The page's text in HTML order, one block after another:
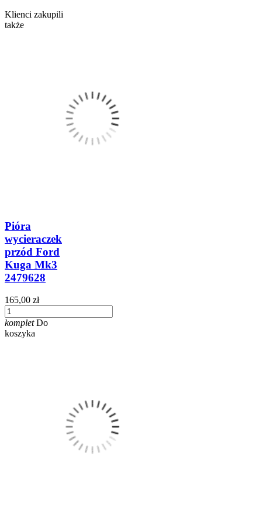
Klienci zakupili
także
Pióra
wycieraczek
przód Ford
Kuga Mk3
2479628
165,00 zł
komplet Do
koszyka